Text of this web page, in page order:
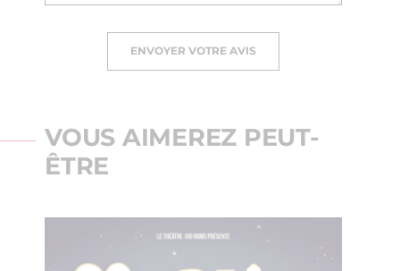
ENVOYER VOTRE AVIS
VOUS AIMEREZ PEUT-
ÊTRE